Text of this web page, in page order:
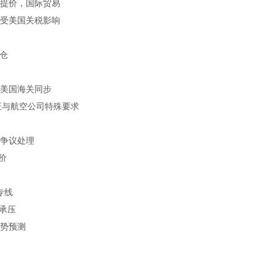
价，国际贸易
美国关税影响
国海关同步
航空公司特殊要求
议处理
线
压
预测